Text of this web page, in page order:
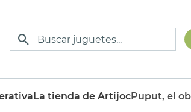
La tienda de ArtijocPuput, el